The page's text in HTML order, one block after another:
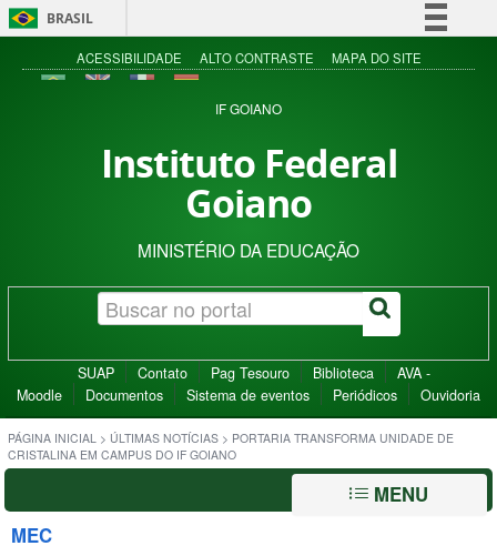
BRASIL
Simplifique!
Acesso à informação
ACESSIBILIDADE ALTO CONTRASTE MAPA DO SITE
IF GOIANO
Instituto Federal
Goiano
MINISTÉRIO DA EDUCAÇÃO
SUAP Contato Pag Tesouro Biblioteca
AVA -
Moodle
Documentos Sistema de eventos Periódicos Ouvidoria
PÁGINA INICIAL > ÚLTIMAS NOTÍCIAS > PORTARIA TRANSFORMA UNIDADE DE
CRISTALINA EM CAMPUS DO IF GOIANO
MENU
MEC